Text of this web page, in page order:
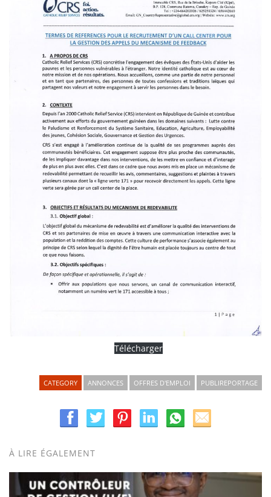
Télécharger
CATEGORY ANNONCES OFFRES D'EMPLOI PUBLIREPORTAGE
À LIRE ÉGALEMENT